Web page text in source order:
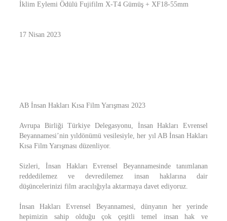
İklim Eylemi Ödülü Fujifilm X-T4 Gümüş + XF18-55mm
17 Nisan 2023
AB İnsan Hakları Kısa Film Yarışması 2023
Avrupa Birliği Türkiye Delegasyonu, İnsan Hakları Evrensel
Beyannamesi’nin yıldönümü vesilesiyle, her yıl AB İnsan Hakları
Kısa Film Yarışması düzenliyor.
Sizleri, İnsan Hakları Evrensel Beyannamesinde tanımlanan
reddedilemez ve devredilemez insan haklarına dair
düşüncelerinizi film aracılığıyla aktarmaya davet ediyoruz.
İnsan Hakları Evrensel Beyannamesi, dünyanın her yerinde
hepimizin sahip olduğu çok çeşitli temel insan hak ve